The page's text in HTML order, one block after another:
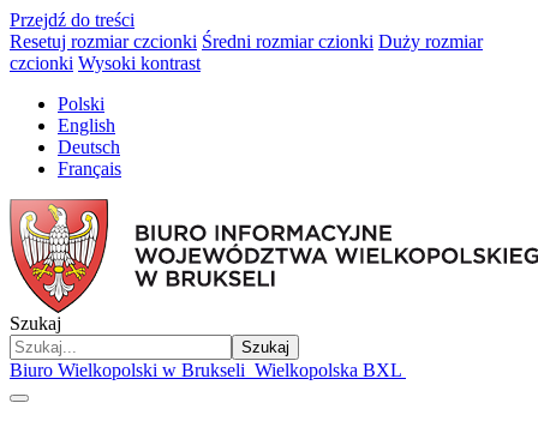
Przejdź do treści
Resetuj rozmiar czcionki Średni rozmiar czionki Duży rozmiar
czcionki Wysoki kontrast
Polski
English
Deutsch
Français
Szukaj
Szukaj
Biuro Wielkopolski w Brukseli Wielkopolska BXL